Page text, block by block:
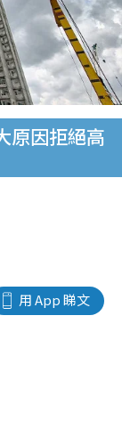
原因拒絕高
用 App 睇文